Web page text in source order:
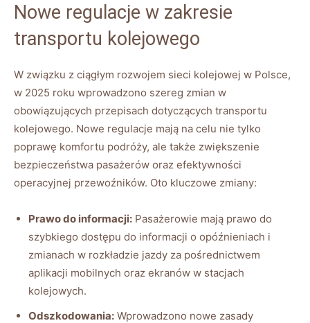
Nowe regulacje w ​zakresie
transportu ⁣kolejowego
W związku ⁣z ciągłym rozwojem sieci ‍kolejowej w Polsce,
⁢w 2025 roku wprowadzono szereg zmian ⁢w
obowiązujących przepisach dotyczących ‍transportu
kolejowego. Nowe regulacje ‌mają na celu nie ⁤tylko⁤
poprawę komfortu podróży,‍ ale także ‌zwiększenie
bezpieczeństwa pasażerów ⁤oraz efektywności
operacyjnej przewoźników. Oto kluczowe zmiany:
Prawo do informacji: Pasażerowie mają prawo do
⁢szybkiego dostępu⁢ do informacji o opóźnieniach i
zmianach w rozkładzie jazdy za pośrednictwem
aplikacji⁣ mobilnych ⁣oraz ekranów w ⁤stacjach
kolejowych.
Odszkodowania: Wprowadzono​ nowe ​zasady